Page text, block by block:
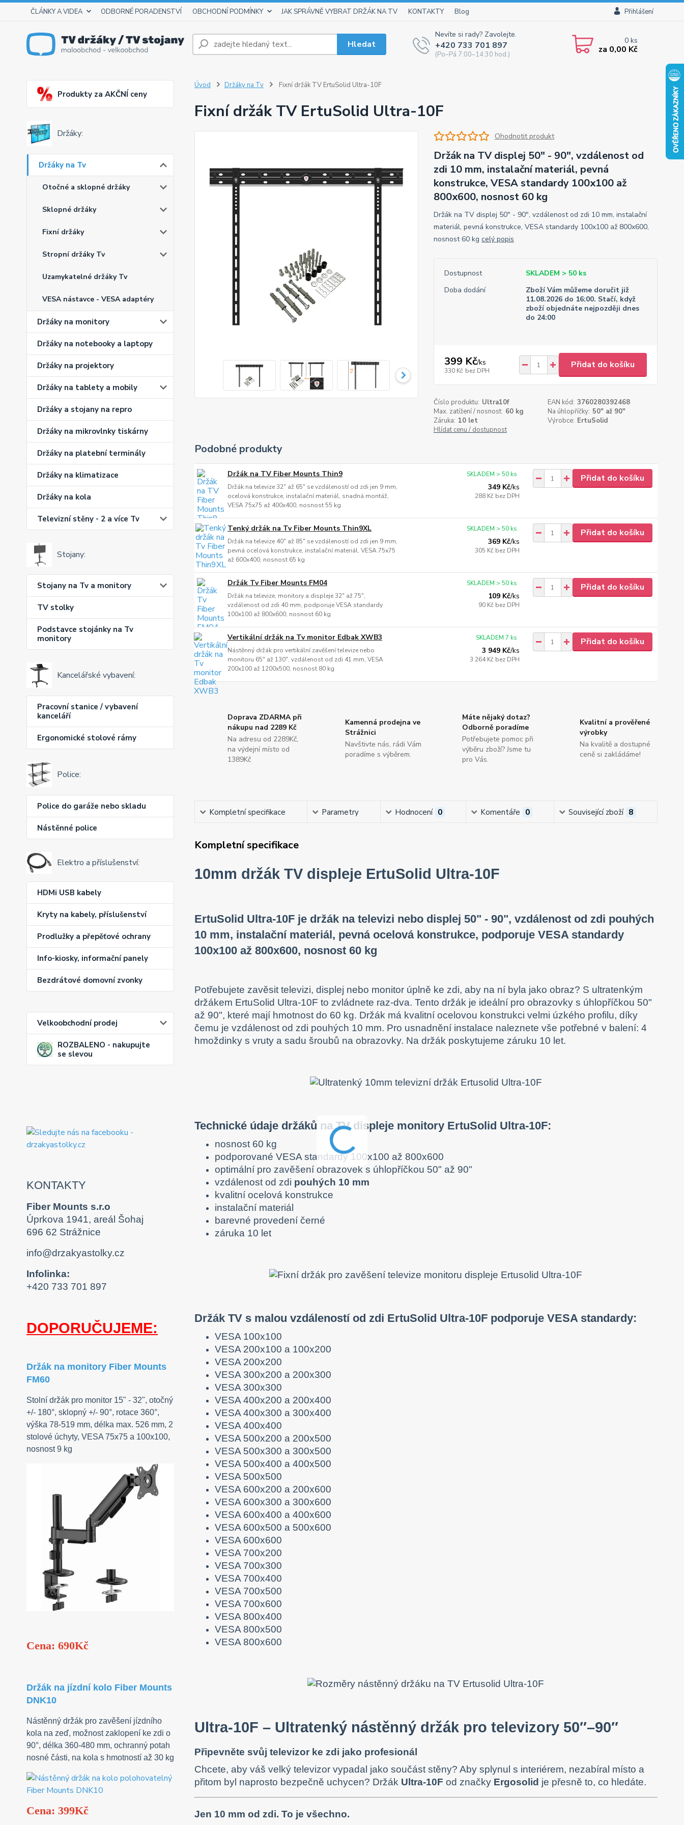
ČLÁNKY A VIDEA ODBORNÉ PORADENSTVÍ OBCHODNÍ PODMÍNKY JAK SPRÁVNĚ VYBRAT DRŽÁK NA TV KONTAKTY Blog Přihlášení
Hledat
Nevíte si rady? Zavolejte.
+420 733 701 897
(Po–Pá 7:00–14:30 hod.)
0ks
za 0,00 Kč
Produkty za AKČNÍ ceny
Držáky:
Držáky na Tv
Otočné a sklopné držáky
Sklopné držáky
Fixní držáky
Stropní držáky Tv
Uzamykatelné držáky Tv
VESA nástavce - VESA adaptéry
Držáky na monitory
Držáky na notebooky a laptopy
Držáky na projektory
Držáky na tablety a mobily
Držáky a stojany na repro
Držáky na mikrovlnky tiskárny
Držáky na platební terminály
Držáky na klimatizace
Držáky na kola
Televizní stěny - 2 a více Tv
Stojany:
Stojany na Tv a monitory
TV stolky
Podstavce stojánky na Tv
monitory
Kancelářské vybavení:
Pracovní stanice / vybavení
kanceláří
Ergonomické stolové rámy
Police:
Police do garáže nebo skladu
Nástěnné police
Elektro a příslušenství:
HDMi USB kabely
Kryty na kabely, příslušenství
Prodlužky a přepěťové ochrany
Info-kiosky, informační panely
Bezdrátové domovní zvonky
Velkoobchodní prodej
ROZBALENO - nakupujte
se slevou
KONTAKTY
Fiber Mounts s.r.o
Úprkova 1941, areál Šohaj
696 62 Strážnice
info@drzakyastolky.cz
Infolinka:
+420 733 701 897
DOPORUČUJEME:
Držák na monitory Fiber Mounts
FM60
Stolní držák pro monitor 15" - 32", otočný
+/- 180°, sklopný +/- 90°, rotace 360°,
výška 78-519 mm, délka max. 526 mm, 2
stolové úchyty, VESA 75x75 a 100x100,
nosnost 9 kg
Cena: 690Kč
Držák na jízdní kolo Fiber Mounts
DNK10
Nástěnný držák pro zavěšení jízdního
kola na zeď, možnost zaklopení ke zdi o
90°, délka 360-480 mm, ochranný potah
nosné části, na kola s hmotností až 30 kg
Cena: 399Kč
Úvod Držáky na Tv Fixní držák TV ErtuSolid Ultra-10F
Fixní držák TV ErtuSolid Ultra-10F
Ohodnotit produkt
Držák na TV displej 50" - 90", vzdálenost od
zdi 10 mm, instalační materiál, pevná
konstrukce, VESA standardy 100x100 až
800x600, nosnost 60 kg
Držák na TV displej 50" - 90", vzdálenost od zdi 10 mm, instalační
materiál, pevná konstrukce, VESA standardy 100x100 až 800x600,
nosnost 60 kg celý popis
Dostupnost
SKLADEM > 50 ks
Doba dodání
Zboží Vám můžeme doručit již
11.08.2026 do 16:00. Stačí, když
zboží objednáte nejpozději dnes
do 24:00
399 Kč/ks
330 Kč bez DPH
Přidat do košíku
Číslo produktu: Ultra10f EAN kód: 3760280392468
Max. zatížení / nosnost: 60 kg Na úhlopříčky: 50" až 90"
Záruka: 10 let Výrobce: ErtuSolid
Hlídat cenu / dostupnost
Podobné produkty
Držák na TV Fiber Mounts Thin9
Držák na televize 32" až 65" se vzdáleností od zdi jen 9 mm,
ocelová konstrukce, instalační materiál, snadná montáž,
VESA 75x75 až 400x400, nosnost 55 kg
349 Kč/ks
288 Kč bez DPH
SKLADEM > 50 ks Přidat do košíku
Tenký držák na Tv Fiber Mounts Thin9XL
Držák na televize 40" až 85" se vzdáleností od zdi jen 9 mm,
pevná ocelová konstrukce, instalační materiál, VESA 75x75
až 600x400, nosnost 65 kg
369 Kč/ks
305 Kč bez DPH
SKLADEM > 50 ks Přidat do košíku
Držák Tv Fiber Mounts FM04
Držák na televize, monitory a displeje 32" až 75",
vzdálenost od zdi 40 mm, podporuje VESA standardy
100x100 až 800x600, nosnost 60 kg
109 Kč/ks
90 Kč bez DPH
SKLADEM > 50 ks Přidat do košíku
Vertikální držák na Tv monitor Edbak XWB3
Nástěnný držák pro vertikální zavěšení televize nebo
monitoru 65" až 130", vzdálenost od zdi 41 mm, VESA
200x100 až 1200x500, nosnost 80 kg
3 949 Kč/ks
3 264 Kč bez DPH
SKLADEM 7 ks Přidat do košíku
Doprava ZDARMA při
nákupu nad 2289 Kč
Na adresu od 2289Kč,
na výdejní místo od
1389Kč
Kamenná prodejna ve
Strážnici
Navštivte nás, rádi Vám
poradíme s výběrem.
Máte nějaký dotaz?
Odborně poradíme
Potřebujete pomoc při
výběru zboží? Jsme tu
pro Vás.
Kvalitní a prověřené
výrobky
Na kvalitě a dostupné
ceně si zakládáme!
Kompletní specifikace Parametry Hodnocení 0 Komentáře 0 Související zboží 8
Kompletní specifikace
10mm držák TV displeje ErtuSolid Ultra-10F
ErtuSolid Ultra-10F je držák na televizi nebo displej 50" - 90", vzdálenost od zdi pouhých
10 mm, instalační materiál, pevná ocelová konstrukce, podporuje VESA standardy
100x100 až 800x600, nosnost 60 kg
Potřebujete zavěsit televizi, displej nebo monitor úplně ke zdi, aby na ní byla jako obraz? S ultratenkým
držákem ErtuSolid Ultra-10F to zvládnete raz-dva. Tento držák je ideální pro obrazovky s úhlopříčkou 50"
až 90", které mají hmotnost do 60 kg. Držák má kvalitní ocelovou konstrukci velmi úzkého profilu, díky
čemu je vzdálenost od zdi pouhých 10 mm. Pro usnadnění instalace naleznete vše potřebné v balení: 4
hmoždinky s vruty a sadu šroubů na obrazovky. Na držák poskytujeme záruku 10 let.
Technické údaje držáků na TV displeje monitory ErtuSolid Ultra-10F:
nosnost 60 kg
podporované VESA standardy 100x100 až 800x600
optimální pro zavěšení obrazovek s úhlopříčkou 50" až 90"
vzdálenost od zdi pouhých 10 mm
kvalitní ocelová konstrukce
instalační materiál
barevné provedení černé
záruka 10 let
Držák TV s malou vzdáleností od zdi ErtuSolid Ultra-10F podporuje VESA standardy:
VESA 100x100
VESA 200x100 a 100x200
VESA 200x200
VESA 300x200 a 200x300
VESA 300x300
VESA 400x200 a 200x400
VESA 400x300 a 300x400
VESA 400x400
VESA 500x200 a 200x500
VESA 500x300 a 300x500
VESA 500x400 a 400x500
VESA 500x500
VESA 600x200 a 200x600
VESA 600x300 a 300x600
VESA 600x400 a 400x600
VESA 600x500 a 500x600
VESA 600x600
VESA 700x200
VESA 700x300
VESA 700x400
VESA 700x500
VESA 700x600
VESA 800x400
VESA 800x500
VESA 800x600
Ultra-10F – Ultratenký nástěnný držák pro televizory 50″–90″
Připevněte svůj televizor ke zdi jako profesionál
Chcete, aby váš velký televizor vypadal jako součást stěny? Aby splynul s interiérem, nezabíral místo a
přitom byl naprosto bezpečně uchycen? Držák Ultra-10F od značky Ergosolid je přesně to, co hledáte.
Jen 10 mm od zdi. To je všechno.